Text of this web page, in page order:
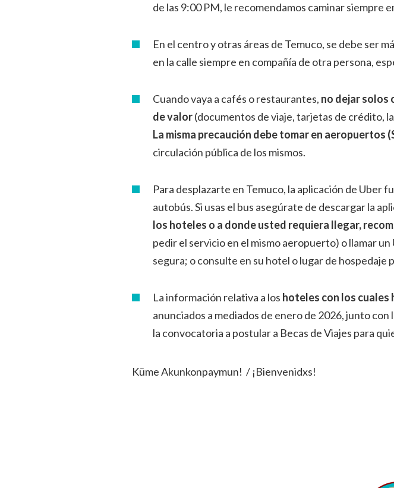
de las 9:00 PM, le recomendamos caminar siempre
En el centro y otras áreas de Temuco, se debe ser
en la calle siempre en compañía de otra persona,
Cuando vaya a cafés o restaurantes, no dejar solos
de valor(documentos de viaje, tarjetas de crédito,
La misma precaución debe tomar en aeropuertos
circulación pública de los mismos.
Para desplazarte en Temuco, la aplicación de Uber
autobús. Si usas el bus asegúrate de descargar la
los hoteles o a donde usted requiera llegar,
pedir el servicio en el mismo aeropuerto) o llamar
segura; o consulte en su hotel o lugar de hospedaje
La información relativa a los hoteles con los cuales
anunciados a mediados de enero de 2026, junto
la convocatoria a postular a Becas de Viajes para
Küme Akunkonpaymun! / ¡Bienvenidxs!